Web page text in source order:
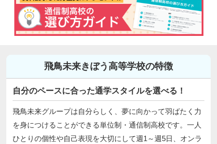
飛鳥未来きぼう高等学校の特徴
自分のペースに合った通学スタイルを選べる！
飛鳥未来グループは自分らしく、夢に向かって羽ばたく力
を身につけることができる単位制・通信制高校です。一人
ひとりの個性や自己表現を大切にして週1～週5日、オンラ